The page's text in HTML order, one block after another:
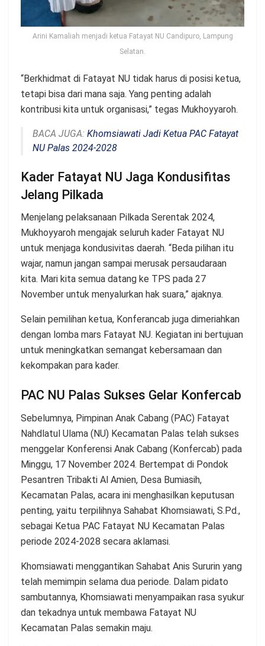
Arini Kamaliah menjadi ketua Fatayat NU Candipuro, Lampung
Selatan.
“Berkhidmat di Fatayat NU tidak harus di posisi ketua,
tetapi bisa dari mana saja. Yang penting adalah
kontribusi kita untuk organisasi,” tegas Mukhoyyaroh.
BACA JUGA: Khomsiawati Jadi Ketua PAC Fatayat
NU Palas 2024-2028
Kader Fatayat NU Jaga Kondusifitas
Jelang Pilkada
Menjelang pelaksanaan Pilkada Serentak 2024,
Mukhoyyaroh mengajak seluruh kader Fatayat NU
untuk menjaga kondusivitas daerah. “Beda pilihan itu
wajar, namun jangan sampai merusak persaudaraan
kita. Mari kita semua datang ke TPS pada 27
November untuk menyalurkan hak suara,” ajaknya.
Selain pemilihan ketua, Konferancab juga dimeriahkan
dengan lomba mars Fatayat NU. Kegiatan ini bertujuan
untuk meningkatkan semangat kebersamaan dan
kekompakan para kader.
PAC NU Palas Sukses Gelar Konfercab
Sebelumnya, Pimpinan Anak Cabang (PAC) Fatayat
Nahdlatul Ulama (NU) Kecamatan Palas telah sukses
menggelar Konferensi Anak Cabang (Konfercab) pada
Minggu, 17 November 2024. Bertempat di Pondok
Pesantren Tribakti Al Amien, Desa Bumiasih,
Kecamatan Palas, acara ini menghasilkan keputusan
penting, yaitu terpilihnya Sahabat Khomsiawati, S.Pd.,
sebagai Ketua PAC Fatayat NU Kecamatan Palas
periode 2024-2028 secara aklamasi.
Khomsiawati menggantikan Sahabat Anis Sururin yang
telah memimpin selama dua periode. Dalam pidato
sambutannya, Khomsiawati menyampaikan rasa syukur
dan tekadnya untuk membawa Fatayat NU
Kecamatan Palas semakin maju.